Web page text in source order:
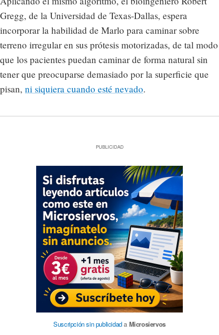
Gregg, de la Universidad de Texas-Dallas, espera
incorporar la habilidad de Marlo para caminar sobre
terreno irregular en sus prótesis motorizadas, de tal modo
que los pacientes puedan caminar de forma natural sin
tener que preocuparse demasiado por la superficie que
pisan, ni siquiera cuando esté nevado.
PUBLICIDAD
Suscripción sin publicidada Microsiervos